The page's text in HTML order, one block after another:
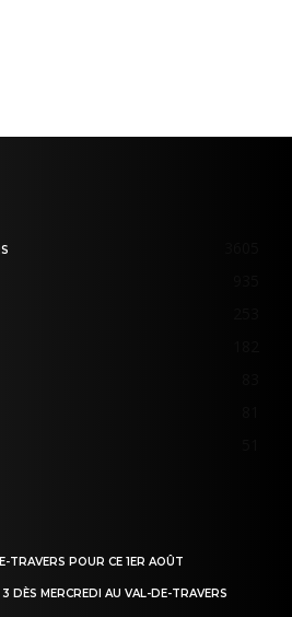
TRAVERS POUR CE 1ER AOÛT
DÈS MERCREDI AU VAL-DE-TRAVERS